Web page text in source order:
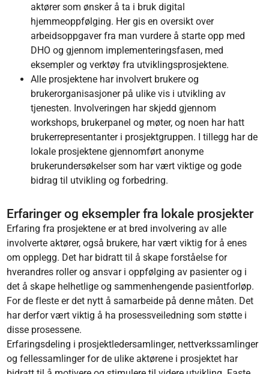
aktører som ønsker å ta i bruk digital
hjemmeoppfølging. Her gis en oversikt over
arbeidsoppgaver fra man vurdere å starte opp med
DHO og gjennom implementeringsfasen, med
eksempler og verktøy fra utviklingsprosjektene.
Alle prosjektene har involvert brukere og
brukerorganisasjoner på ulike vis i utvikling av
tjenesten. Involveringen har skjedd gjennom
workshops, brukerpanel og møter, og noen har hatt
brukerrepresentanter i prosjektgruppen. I tillegg har de
lokale prosjektene gjennomført anonyme
brukerundersøkelser som har vært viktige og gode
bidrag til utvikling og forbedring.
Erfaringer og eksempler fra lokale prosjekter
Erfaring fra prosjektene er at bred involvering av alle
involverte aktører, også brukere, har vært viktig for å enes
om opplegg. Det har bidratt til å skape forståelse for
hverandres roller og ansvar i oppfølging av pasienter og i
det å skape helhetlige og sammenhengende pasientforløp.
For de fleste er det nytt å samarbeide på denne måten. Det
har derfor vært viktig å ha prosessveiledning som støtte i
disse prosessene.
Erfaringsdeling i prosjektledersamlinger, nettverkssamlinger
og fellessamlinger for de ulike aktørene i prosjektet har